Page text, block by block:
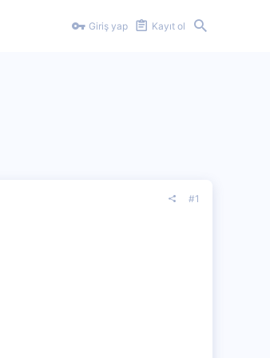
Giriş yap Kayıt ol
#1